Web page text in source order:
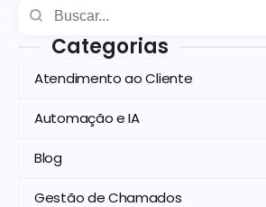
Categorias
Atendimento ao Cliente
Automação e IA
Blog
Gestão de Chamados